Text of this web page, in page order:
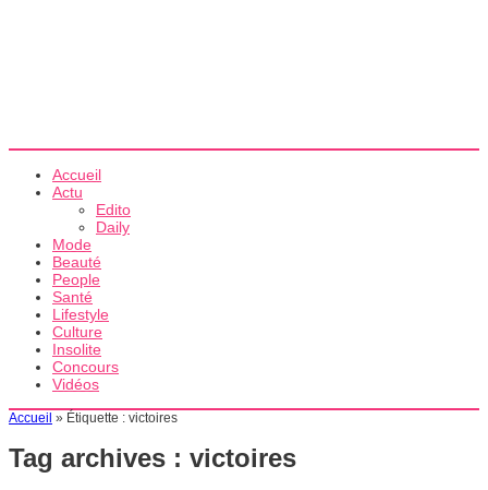
Accueil
Actu
Edito
Daily
Mode
Beauté
People
Santé
Lifestyle
Culture
Insolite
Concours
Vidéos
Accueil » Étiquette : victoires
Tag archives : victoires